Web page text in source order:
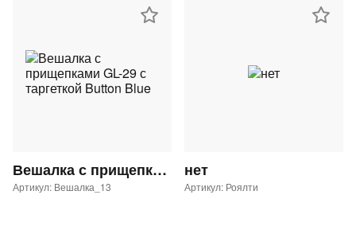
Вешалка с прищепками GL-29 с таргеткой Button Blue
Артикул: Вешалка_13
нет
Артикул: Роялти